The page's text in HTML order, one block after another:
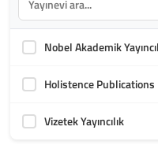
Nobel Akademik
Holistence Publications
Vizetek Yayıncılık